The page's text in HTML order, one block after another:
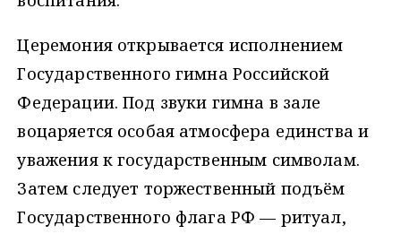
Церемония открывается исполнением
Государственного гимна Российской
Федерации. Под звуки гимна в зале
воцаряется особая атмосфера единства и
уважения к государственным символам.
Затем следует торжественный подъём
Государственного флага РФ — ритуал,